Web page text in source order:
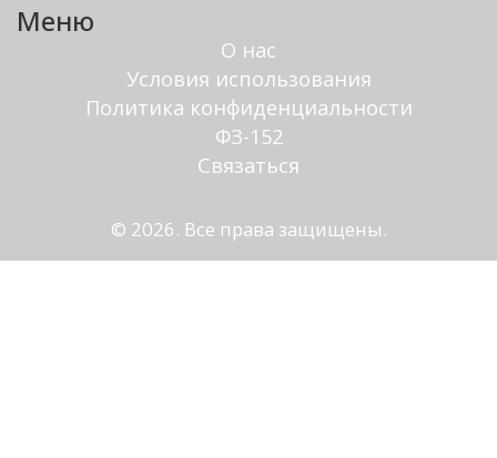
Меню
О нас
Условия использования
Политика конфиденциальности
ФЗ-152
Связаться
© 2026. Все права защищены.